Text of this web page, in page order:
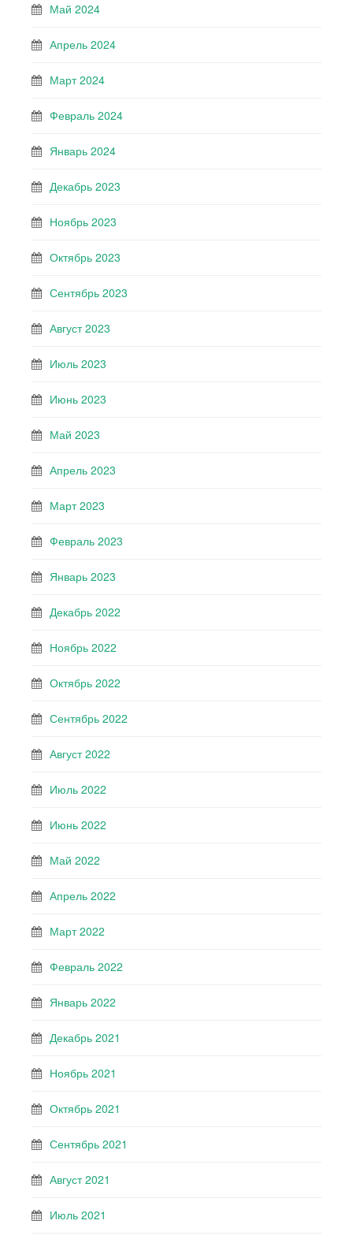
Май 2024
Апрель 2024
Март 2024
Февраль 2024
Январь 2024
Декабрь 2023
Ноябрь 2023
Октябрь 2023
Сентябрь 2023
Август 2023
Июль 2023
Июнь 2023
Май 2023
Апрель 2023
Март 2023
Февраль 2023
Январь 2023
Декабрь 2022
Ноябрь 2022
Октябрь 2022
Сентябрь 2022
Август 2022
Июль 2022
Июнь 2022
Май 2022
Апрель 2022
Март 2022
Февраль 2022
Январь 2022
Декабрь 2021
Ноябрь 2021
Октябрь 2021
Сентябрь 2021
Август 2021
Июль 2021